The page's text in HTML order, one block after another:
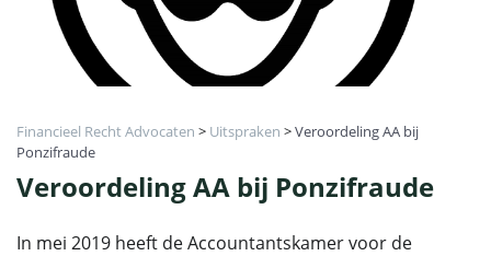
Financieel Recht Advocaten > Uitspraken >Veroordeling AA bij
Ponzifraude
Veroordeling AA bij Ponzifraude
In mei 2019 heeft de Accountantskamer voor de